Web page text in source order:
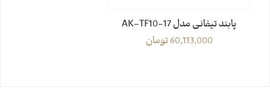
پابند تیفانی مدل AK-TF10-17
60,113,000تومان